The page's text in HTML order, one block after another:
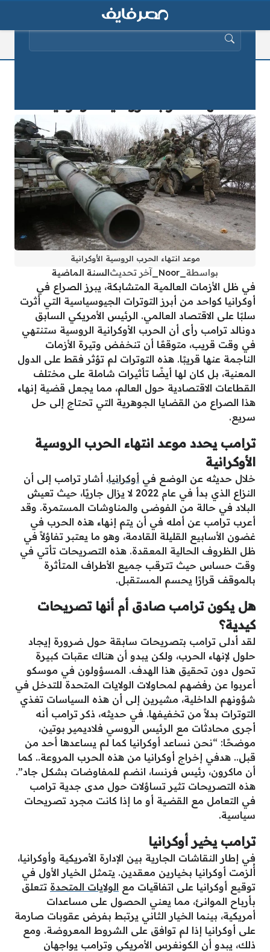
موعد انتهاء الحرب الروسية الأوكرانية
بواسطة آخر تحديثالسنة الماضية
في ظل الأزمات العالمية المتشابكة، يبرز الصراع في
أوكرانيا كواحد من أبرز التوترات الجيوسياسية التي أثرت
سلبًا على الاقتصاد العالمي. الرئيس الأمريكي السابق
دونالد ترامب رأى أن الحرب الأوكرانية الروسية ستنتهي
في وقت قريب، متوقعًا أن تنخفض وتيرة الأزمات
الناجمة عنها قريبًا. هذه التوترات لم تؤثر فقط على الدول
المعنية، بل كان لها أيضًا تأثيرات شاملة على مختلف
القطاعات الاقتصادية حول العالم، مما يجعل قضية إنهاء
هذا الصراع من القضايا الجوهرية التي تحتاج إلى حل
سريع.
ترامب يحدد موعد انتهاء الحرب الروسية
الأوكرانية
خلال حديثه عن الوضع في أوكرانيا، أشار ترامب إلى أن
النزاع الذي بدأ في عام 2022 لا يزال جاريًا، حيث تعيش
البلاد في حالة من الفوضى والمناوشات المستمرة. وقد
أعرب ترامب عن أمله في أن يتم إنهاء هذه الحرب في
غضون الأسابيع القليلة القادمة، وهو ما يعتبر تفاؤلاً في
ظل الظروف الحالية المعقدة. هذه التصريحات تأتي في
وقت حساس حيث تترقب جميع الأطراف المتأثرة
بالموقف قرارًا يحسم المستقبل.
هل يكون ترامب صادق أم أنها تصريحات
كيدية؟
لقد أدلى ترامب بتصريحات سابقة حول ضرورة إيجاد
حلول لإنهاء الحرب، ولكن يبدو أن هناك عقبات كبيرة
تحول دون تحقيق هذا الهدف. المسؤولون في موسكو
أعربوا عن رفضهم لمحاولات الولايات المتحدة للتدخل في
شؤونهم الداخلية، مشيرين إلى أن هذه السياسات تغذي
التوترات بدلاً من تخفيفها. في حديثه، ذكر ترامب أنه
أجرى محادثات مع الرئيس الروسي فلاديمير بوتين،
موضحًا: “نحن نساعد أوكرانيا كما لم يساعدها أحد من
قبل.. هدفي إخراج أوكرانيا من هذه الحرب المروعة.. كما
أن ماكرون، رئيس فرنسا، انضم للمفاوضات بشكل جاد”.
هذه التصريحات تثير تساؤلات حول مدى جدية ترامب
في التعامل مع القضية أو ما إذا كانت مجرد تصريحات
سياسية.
ترامب يخير أوكرانيا
في إطار النقاشات الجارية بين الإدارة الأمريكية وأوكرانيا،
أُلزمت أوكرانيا بخيارين معقدين. يتمثل الخيار الأول في
توقيع أوكرانيا على اتفاقيات مع الولايات المتحدة تتعلق
بأرباح الموانئ، مما يعني الحصول على مساعدات
أمريكية، بينما الخيار الثاني يرتبط بفرض عقوبات صارمة
على أوكرانيا إذا لم توافق على الشروط المعروضة. ومع
ذلك، يبدو أن الكونغرس الأمريكي وترامب يواجهان
البحث عن: